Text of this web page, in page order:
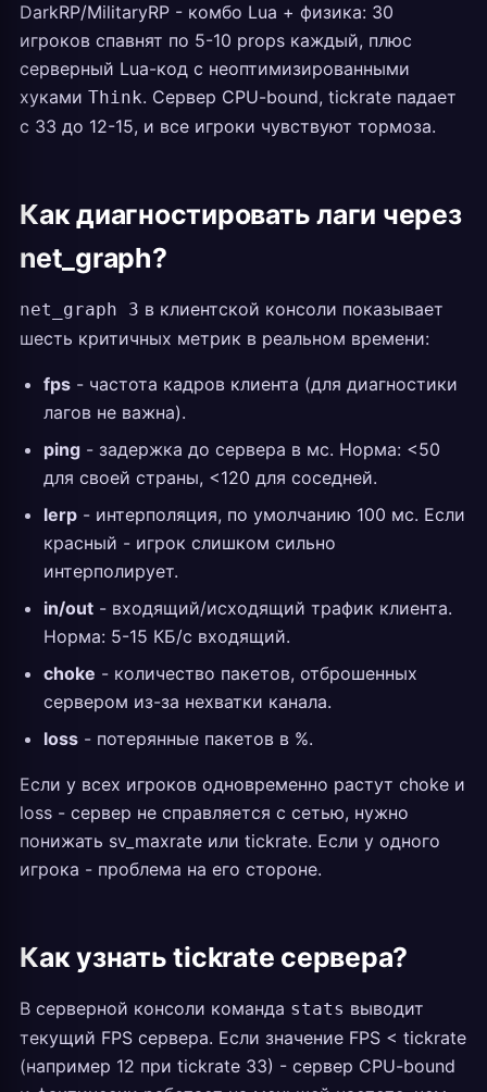
DarkRP/MilitaryRP - комбо Lua + физика: 30
игроков спавнят по 5-10 props каждый, плюс
серверный Lua-код с неоптимизированными
хуками Think. Сервер CPU-bound, tickrate падает
с 33 до 12-15, и все игроки чувствуют тормоза.
Как диагностировать лаги через
net_graph?
net_graph 3 в клиентской консоли показывает
шесть критичных метрик в реальном времени:
fps - частота кадров клиента (для диагностики
лагов не важна).
ping - задержка до сервера в мс. Норма: <50
для своей страны, <120 для соседней.
lerp - интерполяция, по умолчанию 100 мс. Если
красный - игрок слишком сильно
интерполирует.
in/out - входящий/исходящий трафик клиента.
Норма: 5-15 КБ/с входящий.
choke - количество пакетов, отброшенных
сервером из-за нехватки канала.
loss - потерянные пакетов в %.
Если у всех игроков одновременно растут choke и
loss - сервер не справляется с сетью, нужно
понижать sv_maxrate или tickrate. Если у одного
игрока - проблема на его стороне.
Как узнать tickrate сервера?
В серверной консоли команда stats выводит
текущий FPS сервера. Если значение FPS < tickrate
(например 12 при tickrate 33) - сервер CPU-bound